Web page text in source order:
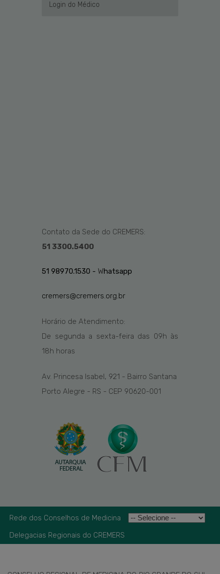
Login do Médico
Contato da Sede do CREMERS:
51 3300.5400
51 98970.1530 - Whatsapp
cremers@cremers.org.br
Horário de Atendimento:
De segunda a sexta-feira das 09h às
18h horas
Av. Princesa Isabel, 921 - Bairro Santana
Porto Alegre - RS - CEP 90620-001
Rede dos Conselhos de Medicina
Delegacias Regionais do CREMERS